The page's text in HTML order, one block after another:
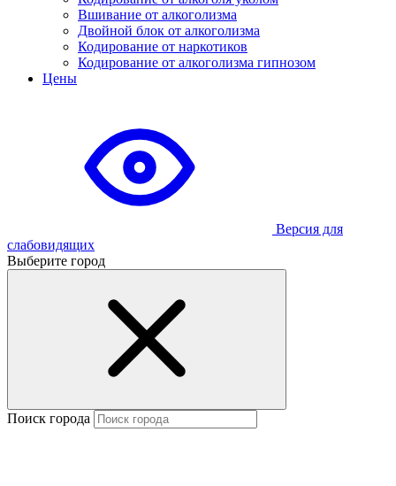
Вшивание от алкоголизма
Двойной блок от алкоголизма
Кодирование от наркотиков
Кодирование от алкоголизма гипнозом
Цены
Версия для
слабовидящих
Выберите город
Поиск города